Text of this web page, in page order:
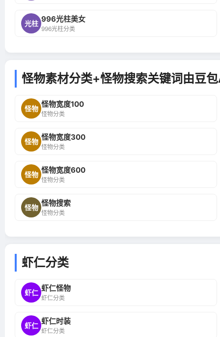
光柱 996光柱美女
996光柱分类
怪物素材分类+怪物搜索关键词由豆
怪物 怪物宽度100
怪物分类
怪物 怪物宽度300
怪物分类
怪物 怪物宽度600
怪物分类
怪物 怪物搜索
怪物分类
虾仁分类
虾仁 虾仁怪物
虾仁分类
虾仁 虾仁时装
虾仁分类